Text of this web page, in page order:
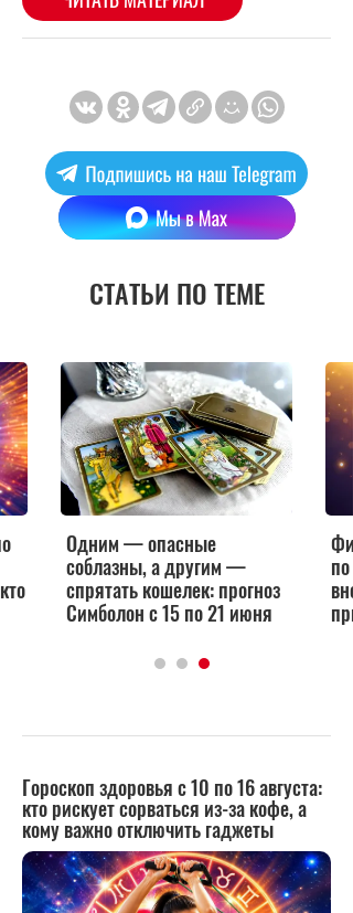
СТАТЬИ ПО ТЕМЕ
Одним — опасные
соблазны, а другим —
спрятать кошелек: прогноз
Симболон с 15 по 21 июня